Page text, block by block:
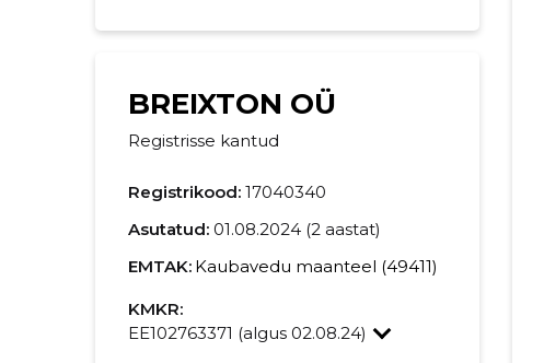
BREIXTON OÜ
Registrisse kantud
Registrikood: 17040340
Asutatud: 01.08.2024 (2 aastat)
EMTAK: Kaubavedu maanteel (49411)
KMKR:
EE102763371 (algus 02.08.24)